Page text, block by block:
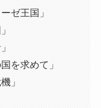
ゼ王国」
を求めて」
」